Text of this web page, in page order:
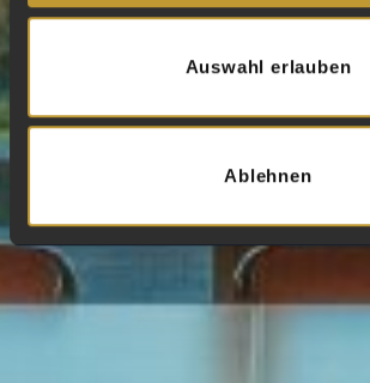
Auswahl erlauben
Ablehnen